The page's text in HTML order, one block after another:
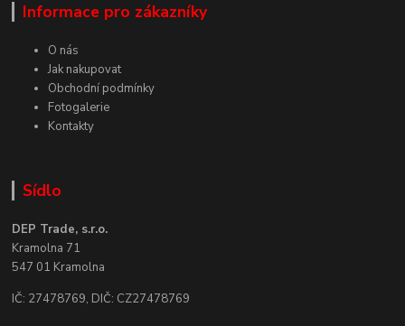
Informace pro zákazníky
O nás
Jak nakupovat
Obchodní podmínky
Fotogalerie
Kontakty
Sídlo
DEP Trade, s.r.o.
Kramolna 71
547 01 Kramolna
IČ: 27478769, DIČ: CZ27478769